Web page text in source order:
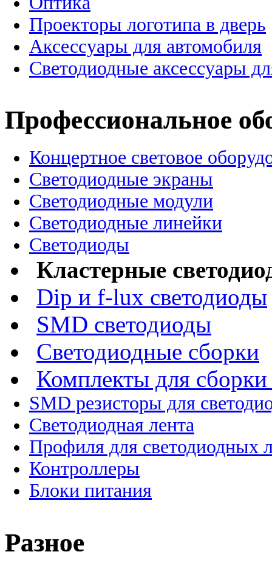
Проекторы логотипа в дверь
Аксессуары для автомобиля
Светодиодные аксессуары
Профессиональное
Концертное световое
Cветодиодные экраны
Светодиодные модули
Светодиодные линейки
Светодиоды
Кластерные
Dip и f-lux светодиоды
SMD светодиоды
Светодиодные сборки
Комплекты для сборки
SMD резисторы для
Светодиодная лента
Профиля для светодиодных
Контроллеры
Блоки питания
Разное